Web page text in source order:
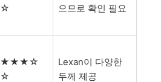
☆
으므로 확인 필요
★★★☆
☆
Lexan이 다양한
두께 제공